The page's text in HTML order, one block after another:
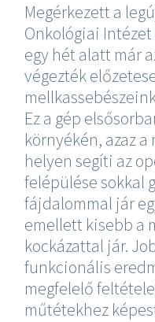
Megérkezett a
Onkológiai
egy hét alatt már
végezték
Ez a gép
környékén, azaz
helyen segíti az
felépülése sokkal
fájdalommal jár
emellett kisebb a
kockázattal jár.
funkcionális
megfelelő
műtétekhez